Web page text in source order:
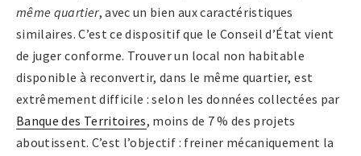
même quartier, avec un bien aux caractéristiques
similaires. C’est ce dispositif que le Conseil d’État vient
de juger conforme. Trouver un local non habitable
disponible à reconvertir, dans le même quartier, est
extrêmement difficile : selon les données collectées par
Banque des Territoires, moins de 7 % des projets
aboutissent. C’est l’objectif : freiner mécaniquement la